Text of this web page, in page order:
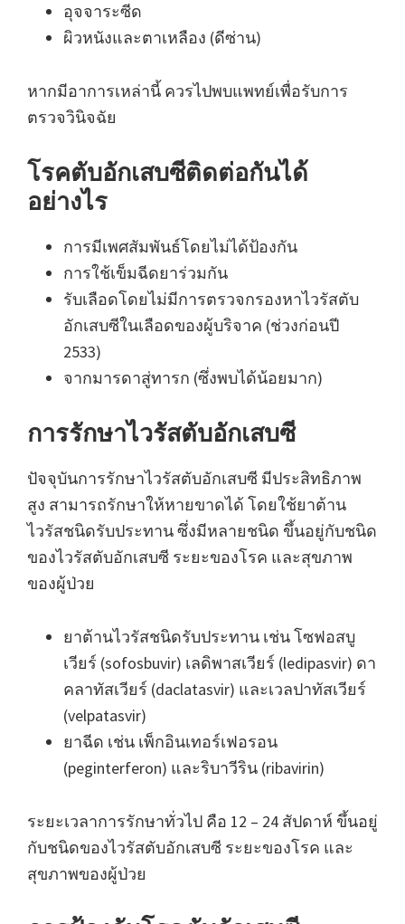
อุจจาระซีด
ผิวหนังและตาเหลือง (ดีซ่าน)
หากมีอาการเหล่านี้ ควรไปพบแพทย์เพื่อรับการ
ตรวจวินิจฉัย
โรคตับอักเสบซีติดต่อกันได้
อย่างไร
การมีเพศสัมพันธ์โดยไม่ได้ป้องกัน
การใช้เข็มฉีดยาร่วมกัน
รับเลือดโดยไม่มีการตรวจกรองหาไวรัสตับ
อักเสบซีในเลือดของผู้บริจาค (ช่วงก่อนปี
2533)
จากมารดาสู่ทารก (ซึ่งพบได้น้อยมาก)
การรักษาไวรัสตับอักเสบซี
ปัจจุบันการรักษาไวรัสตับอักเสบซี มีประสิทธิภาพ
สูง สามารถรักษาให้หายขาดได้ โดยใช้ยาต้าน
ไวรัสชนิดรับประทาน ซึ่งมีหลายชนิด ขึ้นอยู่กับชนิด
ของไวรัสตับอักเสบซี ระยะของโรค และสุขภาพ
ของผู้ป่วย
ยาต้านไวรัสชนิดรับประทาน เช่น โซฟอสบู
เวียร์ (sofosbuvir) เลดิพาสเวียร์ (ledipasvir) ดา
คลาทัสเวียร์ (daclatasvir) และเวลปาทัสเวียร์
(velpatasvir)
ยาฉีด เช่น เพ็กอินเทอร์เฟอรอน
(peginterferon) และริบาวีริน (ribavirin)
ระยะเวลาการรักษาทั่วไป คือ 12 – 24 สัปดาห์ ขึ้นอยู่
กับชนิดของไวรัสตับอักเสบซี ระยะของโรค และ
สุขภาพของผู้ป่วย